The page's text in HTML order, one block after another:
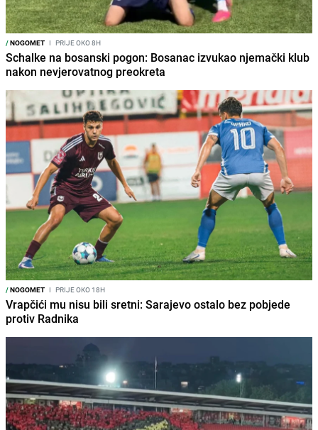
/NOGOMET I PRIJE OKO 8H
Schalke na bosanski pogon: Bosanac izvukao njemački klub
nakon nevjerovatnog preokreta
/NOGOMET I PRIJE OKO 18H
Vrapčići mu nisu bili sretni: Sarajevo ostalo bez pobjede
protiv Radnika